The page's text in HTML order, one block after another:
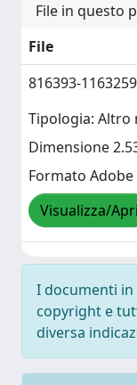
File in questo
File
816393-
Tipologia: Altro
Dimensione
Formato Adobe
Visualizza/Apri
I documenti in
copyright e
diversa